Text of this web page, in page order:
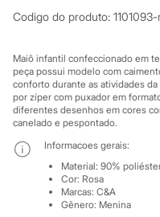
Sapatilhas
City
Clock House
Mindset
Sawary
Yessica
Moda esportiva
Acessórios
Blusas
Calçados
Leggings
Shorts e Bermudas
Codigo do produto:
Maiô infantil confeccionado em
peça possui modelo com
conforto durante as atividades
por zíper com puxador em
diferentes desenhos em cores
canelado e pespontado.
Informacoes gerais:
Material: 90%
Cor: Rosa
Marcas: C&A
Gênero: Menina